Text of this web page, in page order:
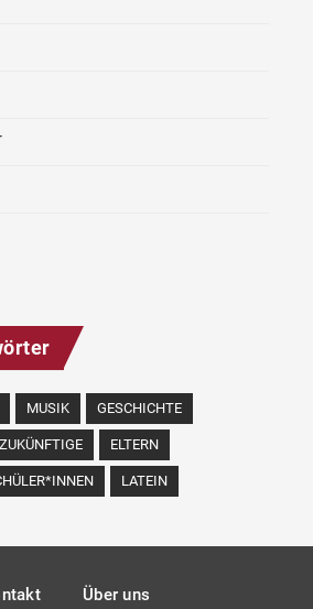
MUSIK GESCHICHTE
ZUKÜNFTIGE ELTERN
LATEIN
Über uns